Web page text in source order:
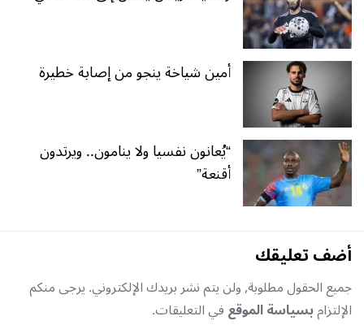
أمين شياخة ينجو من إصابة خطيرة
“يُعانون نفسيا ولا ينامون.. ويرتدون
أقنعة”
أضف تعليقك
جميع الحقول مطلوبة, ولن يتم نشر بريدك الإلكتروني. يرجى منكم
الإلتزامبسياسة الموقعفي التعليقات.